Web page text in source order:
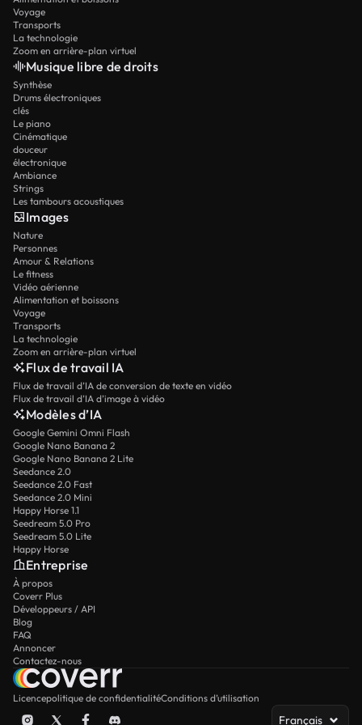
Voyage
Transports
La technologie
Zoom en arrière-plan virtuel
Musique libre de droits
Synthèse
Drums électroniques
clés
Le piano
Cinématique
douceur
électronique
Ambiance
Strings
Les tambours acoustiques
Images
Nature
Personnes
Amour & Relations
Le fitness
Vidéo aérienne
Alimentation et boissons
Voyage
Transports
La technologie
Zoom en arrière-plan virtuel
Flux de travail IA
Flux de travail d’IA de conversion de texte en vidéo
Flux de travail d’IA d’image à vidéo
Modèles d’IA
Google Gemini Omni Flash
Google Nano Banana 2
Google Nano Banana 2 Lite
Seedance 2.0
Seedance 2.0 Fast
Seedance 2.0 Mini
Happy Horse 1.1
Seedream 5.0 Pro
Seedream 5.0 Lite
Happy Horse
Entreprise
À propos
Coverr Plus
Développeurs / API
Blog
FAQ
Annoncer
Contactez-nous
Licencepolitique de confidentialitéConditions d’utilisation
Français